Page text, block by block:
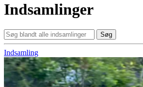
Indsamlinger
Søg
Indsamling